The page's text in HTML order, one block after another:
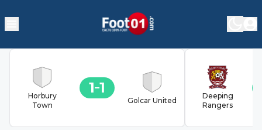
Horbury
Town
1 1
Golcar United
Deeping
Rangers